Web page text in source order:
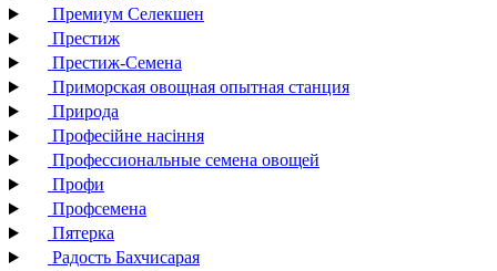
Премиум Селекшен
Престиж
Престиж-Семена
Приморская овощная опытная станция
Природа
Професійне насіння
Профессиональные семена овощей
Профи
Профсемена
Пятерка
Радость Бахчисарая